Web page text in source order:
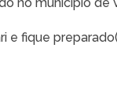
e fique